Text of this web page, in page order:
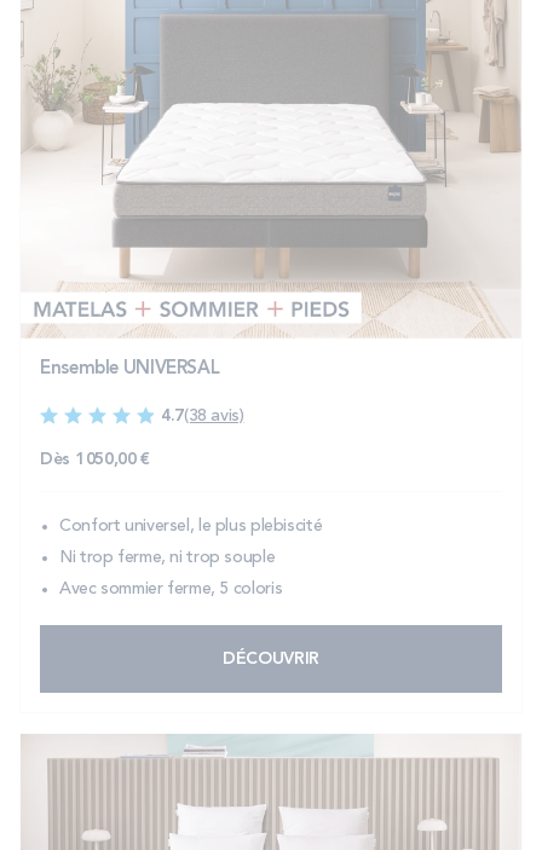
Ensemble UNIVERSAL
4.7(38 avis)
Dès 1 050,00 €
Confort universel, le plus plebiscité
Ni trop ferme, ni trop souple
Avec sommier ferme, 5 coloris
DÉCOUVRIR